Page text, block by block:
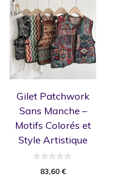
Gilet Patchwork
Sans Manche –
Motifs Colorés et
Style Artistique
83,60 €